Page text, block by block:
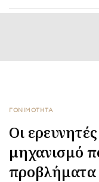
ΓΟΝΙΜΟΤΗΤΑ
Οι
μηχανισμό
προβλήματα